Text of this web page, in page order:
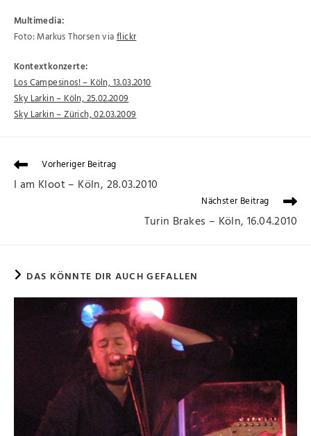
Multimedia:
Foto: Markus Thorsen viaflickr
Kontextkonzerte:
Los Campesinos! – Köln, 13.03.2010
Sky Larkin – Köln, 25.02.2009
Sky Larkin – Zürich, 02.03.2009
Vorheriger Beitrag
I am Kloot – Köln, 28.03.2010
Nächster Beitrag
Turin Brakes – Köln, 16.04.2010
DAS KÖNNTE DIR AUCH GEFALLEN